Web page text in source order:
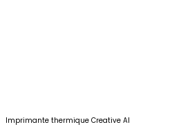
Imprimante thermique Creative AI